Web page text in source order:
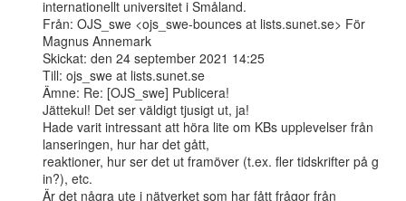
internationellt universitet i Småland.
Från: OJS_swe <ojs_swe-bounces at lists.sunet.se> För
Magnus Annemark
Skickat: den 24 september 2021 14:25
Till: ojs_swe at lists.sunet.se
Ämne: Re: [OJS_swe] Publicera!
Jättekul! Det ser väldigt tjusigt ut, ja!
Hade varit intressant att höra lite om KBs upplevelser från
lanseringen, hur har det gått,
reaktioner, hur ser det ut framöver (t.ex. fler tidskrifter på g
in?), etc.
Är det några ute i nätverket som har fått frågor från